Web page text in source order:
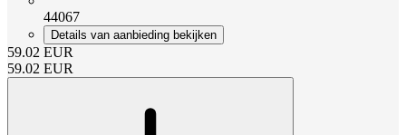
44067
Details van aanbieding bekijken
59.02 EUR
59.02 EUR